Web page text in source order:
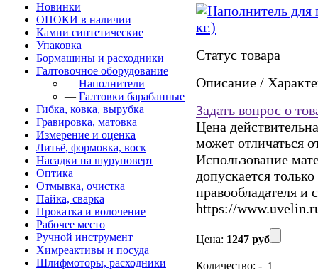
Новинки
ОПОКИ в наличии
Камни синтетические
Упаковка
Бормашины и расходники
Галтовочное оборудование
— Наполнители
— Галтовки барабанные
Гибка, ковка, вырубка
Гравировка, матовка
Измерение и оценка
Литьё, формовка, воск
Насадки на шуруповерт
Оптика
Отмывка, очистка
Пайка, сварка
Прокатка и волочение
Рабочее место
Ручной инструмент
Химреактивы и посуда
Шлифмоторы, расходники
Статус товара
Описание /
Задать вопрос о
Цена
может отличаться
Использование
допускается
правообладателя и
https://
Цена: 1247 руб
Количество: -